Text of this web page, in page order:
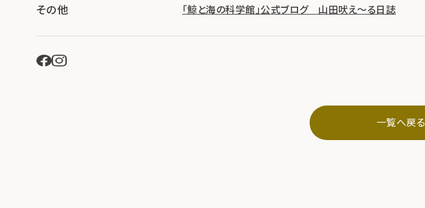
その他 「鯨と海の科学館」公式ブログ 山田吠え～る日誌
一覧へ戻る